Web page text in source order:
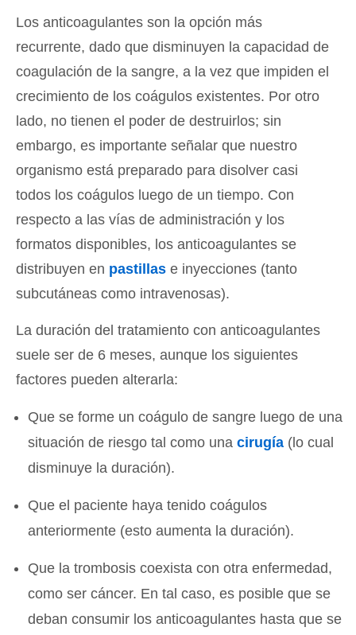
Los anticoagulantes son la opción más
recurrente, dado que disminuyen la capacidad de
coagulación de la sangre, a la vez que impiden el
crecimiento de los coágulos existentes. Por otro
lado, no tienen el poder de destruirlos; sin
embargo, es importante señalar que nuestro
organismo está preparado para disolver casi
todos los coágulos luego de un tiempo. Con
respecto a las vías de administración y los
formatos disponibles, los anticoagulantes se
distribuyen en pastillas e inyecciones (tanto
subcutáneas como intravenosas).
La duración del tratamiento con anticoagulantes
suele ser de 6 meses, aunque los siguientes
factores pueden alterarla:
Que se forme un coágulo de sangre luego de una
situación de riesgo tal como unacirugía (lo cual
disminuye la duración).
Que el paciente haya tenido coágulos
anteriormente (esto aumenta la duración).
Que la trombosis coexista con otra enfermedad,
como ser cáncer. En tal caso, es posible que se
deban consumir los anticoagulantes hasta que se